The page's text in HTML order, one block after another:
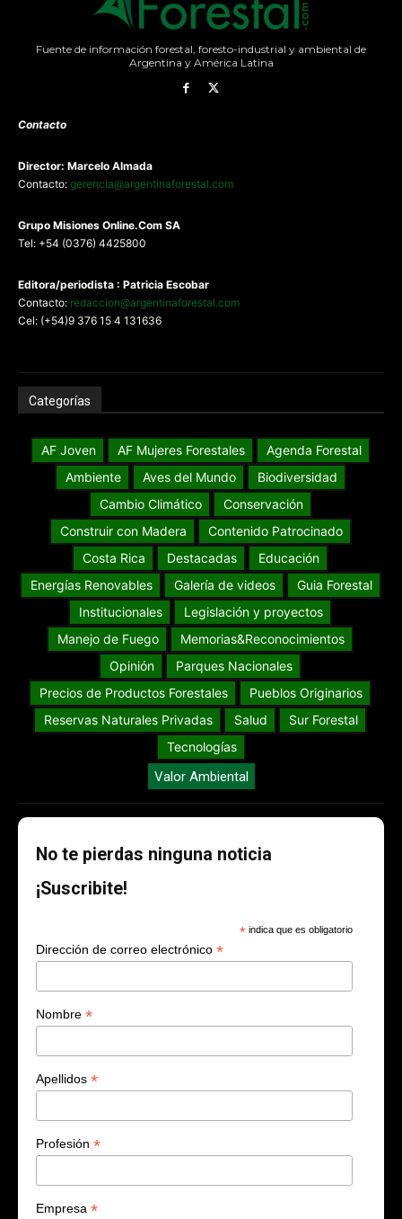
Fuente de información forestal, foresto-industrial y ambiental de
Argentina y América Latina
Contacto
Director: Marcelo Almada
Contacto: gerencia@argentinaforestal.com
Grupo Misiones Online.Com SA
Tel: +54 (0376) 4425800
Editora/periodista : Patricia Escobar
Contacto: redaccion@argentinaforestal.com
Cel: (+54)9 376 15 4 131636
Categorías
AF Joven AF Mujeres Forestales
Agenda Forestal
Ambiente
Aves del Mundo
Biodiversidad
Cambio Climático
Conservación
Construir con Madera
Contenido Patrocinado
Costa Rica
Destacadas
Educación
Energías Renovables
Galería de videos
Guia Forestal
Institucionales
Legislación y proyectos
Manejo de Fuego
Memorias&Reconocimientos
Opinión
Parques Nacionales
Precios de Productos Forestales
Pueblos Originarios
Reservas Naturales Privadas
Salud
Sur Forestal
Tecnologías
Valor Ambiental
No te pierdas ninguna noticia
¡Suscribite!
* indica que es obligatorio
Dirección de correo electrónico *
Nombre *
Apellidos *
Profesión *
Empresa *